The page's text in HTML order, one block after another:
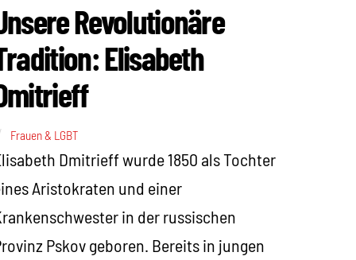
Revolutionäre
Elisabeth
Frauen & LGBT
Dmitrieff wurde 1850 als Tochter
Aristokraten und einer
in der russischen
Pskov geboren. Bereits in jungen